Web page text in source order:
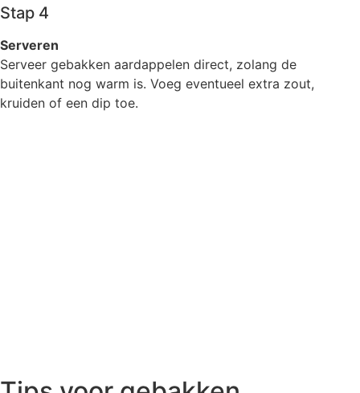
Stap 4
Serveren
Serveer gebakken aardappelen direct, zolang de
buitenkant nog warm is. Voeg eventueel extra zout,
kruiden of een dip toe.